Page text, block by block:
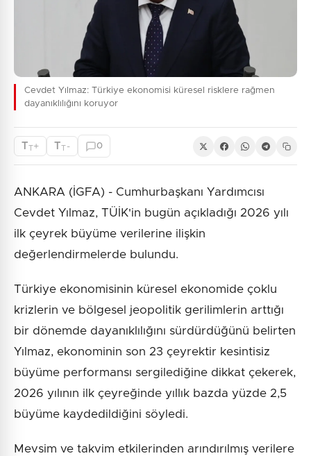
Cevdet Yılmaz: Türkiye ekonomisi küresel risklere rağmen
dayanıklılığını koruyor
TT+ TT - 0
ANKARA (İGFA) - Cumhurbaşkanı Yardımcısı
Cevdet Yılmaz, TÜİK'in bugün açıkladığı 2026 yılı
ilk çeyrek büyüme verilerine ilişkin
değerlendirmelerde bulundu.
Türkiye ekonomisinin küresel ekonomide çoklu
krizlerin ve bölgesel jeopolitik gerilimlerin arttığı
bir dönemde dayanıklılığını sürdürdüğünü belirten
Yılmaz, ekonominin son 23 çeyrektir kesintisiz
büyüme performansı sergilediğine dikkat çekerek,
2026 yılının ilk çeyreğinde yıllık bazda yüzde 2,5
büyüme kaydedildiğini söyledi.
Mevsim ve takvim etkilerinden arındırılmış verilere